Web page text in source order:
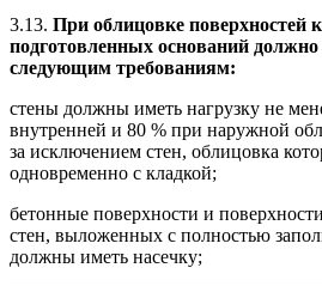
3.13. При облицовке поверхностей
подготовленных оснований должно
следующим требованиям:
стены должны иметь нагрузку не
внутренней и 80 % при наружной
за исключением стен, облицовка
одновременно с кладкой;
бетонные поверхности и
стен, выложенных с полностью
должны иметь насечку;